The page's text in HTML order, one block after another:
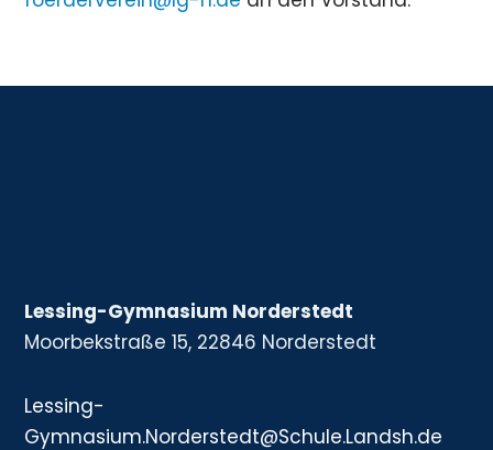
Lessing-Gymnasium Norderstedt
Moorbekstraße 15, 22846 Norderstedt
Lessing-
Gymnasium.Norderstedt@Schule.Landsh.de